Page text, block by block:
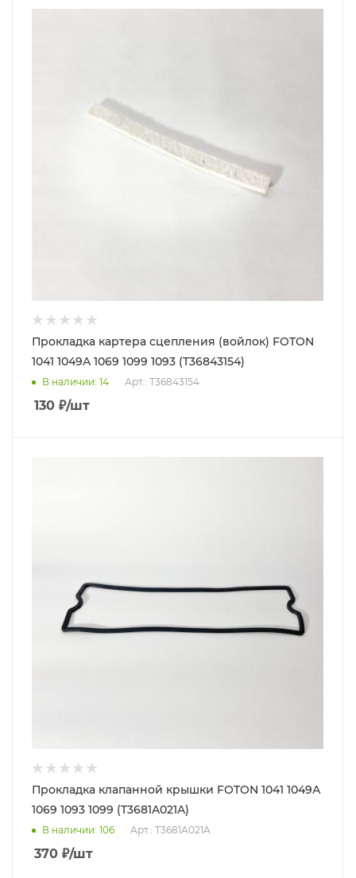
Прокладка картера сцепления (войлок) FOTON
1041 1049A 1069 1099 1093 (T36843154)
В наличии: 14 Арт.: T36843154
130 ₽/шт
Прокладка клапанной крышки FOTON 1041 1049А
1069 1093 1099 (T3681A021A)
В наличии: 106 Арт.: T3681A021A
370 ₽/шт